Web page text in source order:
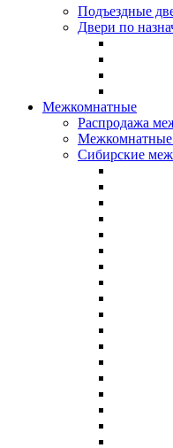
Подъездные
Двери по
Межкомнатные
Распродажа
Сибирские